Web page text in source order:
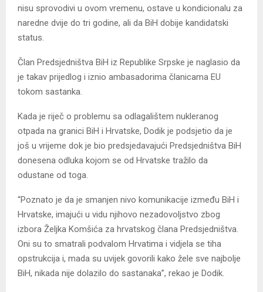
nisu sprovodivi u ovom vremenu, ostave u kondicionalu za
naredne dvije do tri godine, ali da BiH dobije kandidatski
status.
Član Predsjedništva BiH iz Republike Srpske je naglasio da
je takav prijedlog i iznio ambasadorima članicama EU
tokom sastanka.
Kada je riječ o problemu sa odlagalištem nukleranog
otpada na granici BiH i Hrvatske, Dodik je podsjetio da je
još u vrijeme dok je bio predsjedavajući Predsjedništva BiH
donesena odluka kojom se od Hrvatske tražilo da
odustane od toga.
“Poznato je da je smanjen nivo komunikacije između BiH i
Hrvatske, imajući u vidu njihovo nezadovoljstvo zbog
izbora Željka Komšića za hrvatskog člana Predsjedništva.
Oni su to smatrali podvalom Hrvatima i vidjela se tiha
opstrukcija i, mada su uvijek govorili kako žele sve najbolje
BiH, nikada nije dolazilo do sastanaka”, rekao je Dodik.